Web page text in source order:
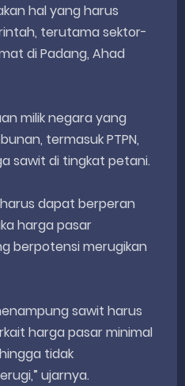
hal yang harus
terutama sektor-
di Padang, Ahad
milik negara yang
termasuk PTPN,
sawit di tingkat petani.
dapat berperan
harga pasar
berpotensi merugikan
sawit harus
harga pasar minimal
tidak
ujarnya.